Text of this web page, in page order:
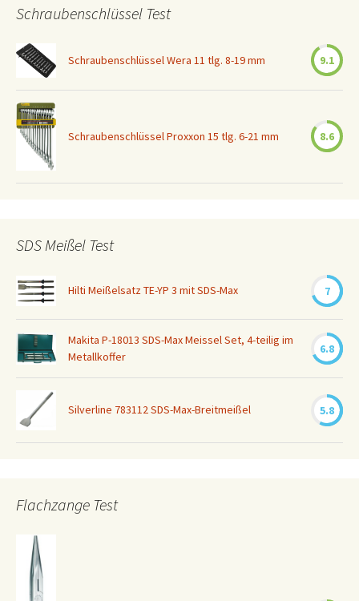
Schraubenschlüssel Test
Schraubenschlüssel Wera 11 tlg. 8-19 mm 9.1
Schraubenschlüssel Proxxon 15 tlg. 6-21 mm 8.6
SDS Meißel Test
Hilti Meißelsatz TE-YP 3 mit SDS-Max 7
Makita P-18013 SDS-Max Meissel Set, 4-teilig im
Metallkoffer
6.8
Silverline 783112 SDS-Max-Breitmeißel 5.8
Flachzange Test